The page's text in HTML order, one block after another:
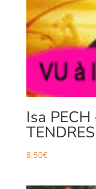
Isa PECH
TENDRES
8,50€